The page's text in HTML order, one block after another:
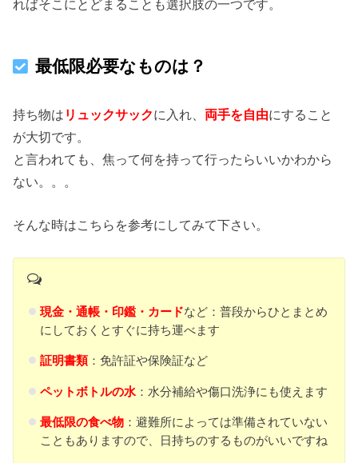
ればそこにとどまることも選択肢の一つです。
最低限必要なものは？
持ち物は リュックサックに入れ、 両手を自由にすること
が大切です。
と言われても、焦って何を持って行ったらいいかわから
ない。。。
そんな時はこちらを参考にしてみて下さい。
現金・通帳・印鑑・カードなど：普段からひとまとめ
にしておくとすぐに持ち運べます
証明書類：免許証や保険証など
ペットボトルの水：水分補給や傷口洗浄にも使えます
最低限の食べ物：避難所によっては準備されていない
こともありますので、日持ちのするものがいいですね